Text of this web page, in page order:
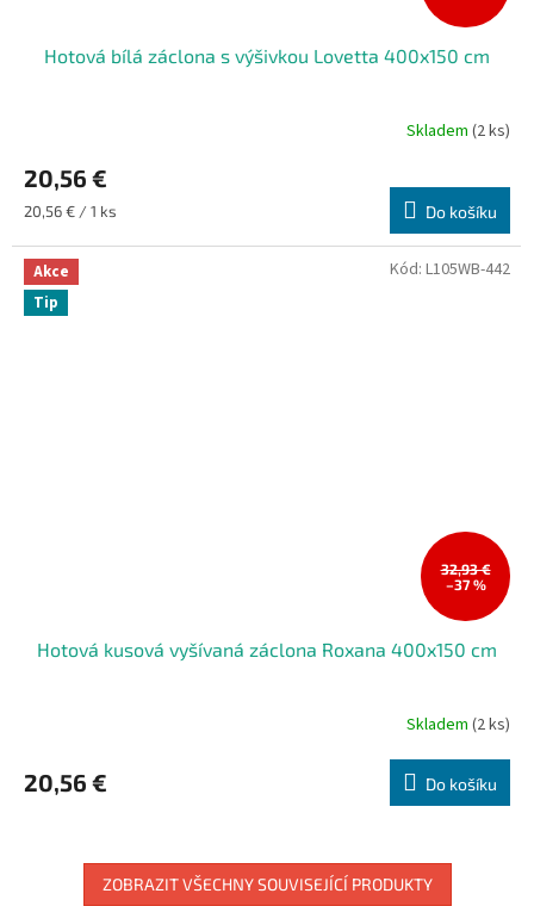
Hotová bílá záclona s výšivkou Lovetta 400x150 cm
Skladem (2 ks)
20,56 €
Měrná
20,56 € / 1 ks Do košíku
Akce
Tip
32,93 €
–37 %
Hotová kusová vyšívaná záclona Roxana 400x150 cm
Skladem (2 ks)
20,56 € Do košíku
Kód: L105WB-442
ZOBRAZIT VŠECHNY SOUVISEJÍCÍ PRODUKTY